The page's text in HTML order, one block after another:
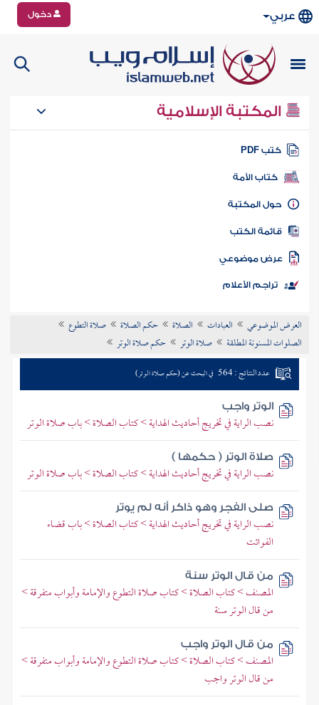
عربي دخول
المكتبة الإسلامية
كتب PDF
كتاب الأمة
المكتبة
الكتب
موضوعي
تراجم الأعلام
العرض الموضوعي العبادات الصلاة حكم الصلاة
صلاة التطوع
الصلوات المسنونة المطلقة
صلاة الوتر حكم صلاة الوتر
عدد النتائج : 564 في البحث عن (حكم صلاة الوتر)
الوتر واجب
نصب الراية في تخريج أحاديث الهداية > كتاب الصلاة > باب صلاة الوتر
صلاة الوتر ( حكمها )
نصب الراية في تخريج أحاديث الهداية > كتاب الصلاة > باب صلاة الوتر
صلى الفجر وهو ذاكر أنه لم يوتر
نصب الراية في تخريج أحاديث الهداية > كتاب الصلاة > باب قضاء
الفوائت
من قال الوتر سنة
المصنف > كتاب الصلاة > كتاب صلاة التطوع والإمامة وأبواب متفرقة >
من قال الوتر سنة
من قال الوتر واجب
المصنف > كتاب الصلاة > كتاب صلاة التطوع والإمامة وأبواب متفرقة >
من قال الوتر واجب